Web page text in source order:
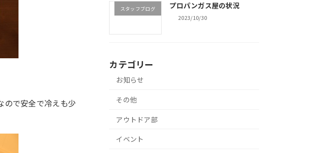
ので安全で冷えも少
スタッフブログ プロパンガス屋の状況
2023/10/30
カテゴリー
お知らせ
その他
アウトドア部
イベント